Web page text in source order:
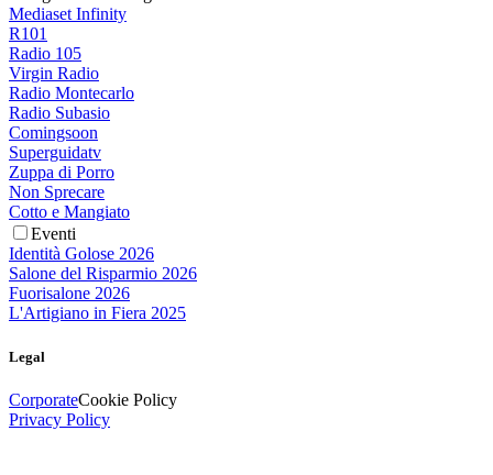
Mediaset Infinity
R101
Radio 105
Virgin Radio
Radio Montecarlo
Radio Subasio
Comingsoon
Superguidatv
Zuppa di Porro
Non Sprecare
Cotto e Mangiato
Eventi
Identità Golose 2026
Salone del Risparmio 2026
Fuorisalone 2026
L'Artigiano in Fiera 2025
Legal
CorporateCookie Policy
Privacy Policy